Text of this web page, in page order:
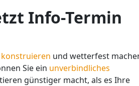
Info-Termin
und wetterfest
Sie ein unverbindliches
günstiger macht, als es Ihre